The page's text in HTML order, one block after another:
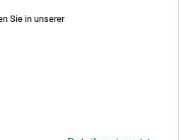
Sie in unserer